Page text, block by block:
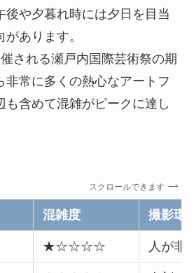
後や夕暮れ時には夕日を目当
あります。
される瀬戸内国際芸術祭の期
非常に多くの熱心なアートフ
も含めて混雑がピークに達し
スクロールできます
混雑度 撮影環
★☆☆☆☆ 人が非